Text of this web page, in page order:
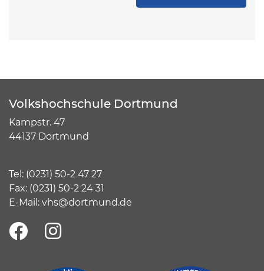
Volkshochschule Dortmund
Kampstr. 47
44137 Dortmund
Tel: (0231) 50-2 47 27
Fax: (0231) 50-2 24 31
E-Mail: vhs@dortmund.de